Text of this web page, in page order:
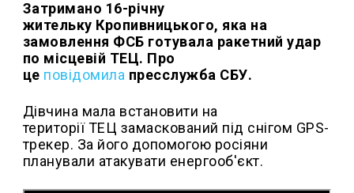
Затримано 16-річну
жительку Кропивницького, яка на
замовлення ФСБ готувала ракетний удар
по місцевій ТЕЦ. Про
це повідомила пресслужба СБУ.
Дівчина мала встановити на
території ТЕЦ замаскований під снігом GPS-
трекер. За його допомогою росіяни
планували атакувати енергооб'єкт.